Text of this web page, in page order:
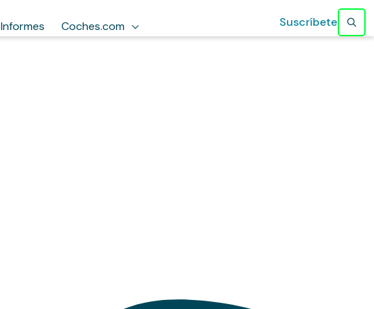
Informes Coches.com Suscríbete